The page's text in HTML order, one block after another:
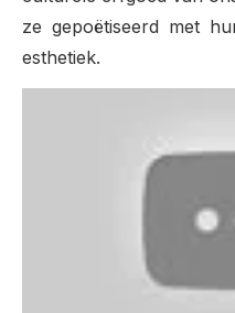
ze gepoëtiseerd met
esthetiek.